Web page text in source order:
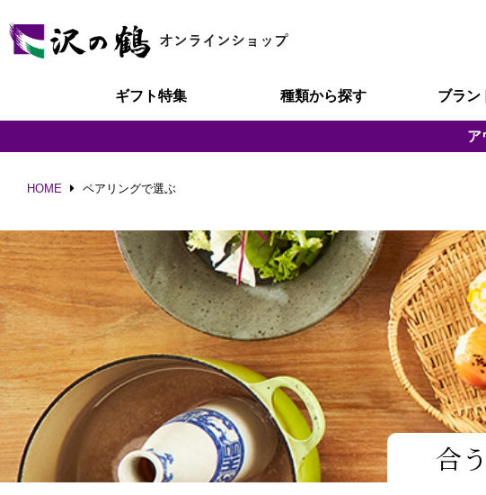
ギフト特集 種類から探す ブラン
ア
HOME ペアリングで選ぶ
合